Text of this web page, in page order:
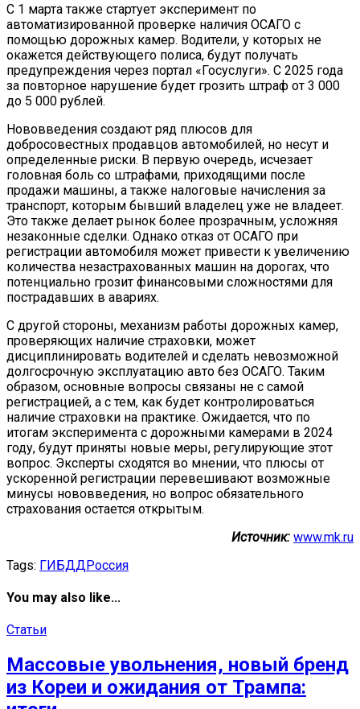
С 1 марта также стартует эксперимент по
автоматизированной проверке наличия ОСАГО с
помощью дорожных камер. Водители, у которых не
окажется действующего полиса, будут получать
предупреждения через портал «Госуслуги». С 2025 года
за повторное нарушение будет грозить штраф от 3 000
до 5 000 рублей.
Нововведения создают ряд плюсов для
добросовестных продавцов автомобилей, но несут и
определенные риски. В первую очередь, исчезает
головная боль со штрафами, приходящими после
продажи машины, а также налоговые начисления за
транспорт, которым бывший владелец уже не владеет.
Это также делает рынок более прозрачным, усложняя
незаконные сделки. Однако отказ от ОСАГО при
регистрации автомобиля может привести к увеличению
количества незастрахованных машин на дорогах, что
потенциально грозит финансовыми сложностями для
пострадавших в авариях.
С другой стороны, механизм работы дорожных камер,
проверяющих наличие страховки, может
дисциплинировать водителей и сделать невозможной
долгосрочную эксплуатацию авто без ОСАГО. Таким
образом, основные вопросы связаны не с самой
регистрацией, а с тем, как будет контролироваться
наличие страховки на практике. Ожидается, что по
итогам эксперимента с дорожными камерами в 2024
году, будут приняты новые меры, регулирующие этот
вопрос. Эксперты сходятся во мнении, что плюсы от
ускоренной регистрации перевешивают возможные
минусы нововведения, но вопрос обязательного
страхования остается открытым.
Источник: www.mk.ru
Tags: ГИБДДРоссия
You may also like...
Статьи
Массовые увольнения, новый бренд
из Кореи и ожидания от Трампа: